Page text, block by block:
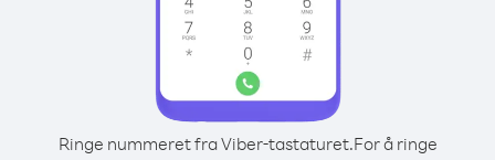
Ringe nummeret fra Viber-tastaturet.For å ringe